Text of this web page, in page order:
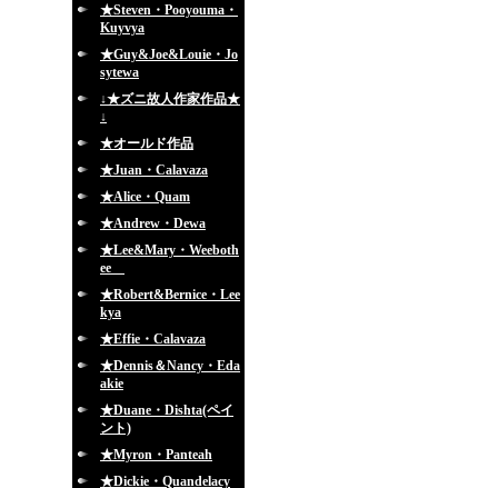
★Steven・Pooyouma・
Kuyvya
★Guy&Joe&Louie・Jo
sytewa
↓★ズニ故人作家作品★
↓
★オールド作品
★Juan・Calavaza
★Alice・Quam
★Andrew・Dewa
★Lee&Mary・Weeboth
ee
★Robert&Bernice・Lee
kya
★Effie・Calavaza
★Dennis＆Nancy・Eda
akie
★Duane・Dishta(ペイ
ント)
★Myron・Panteah
★Dickie・Quandelacy